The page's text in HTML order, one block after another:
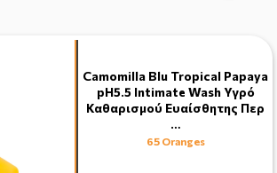
Camomilla Blu Tropical Papaya
pH5.5 Intimate Wash Υγρό
Καθαρισμού Ευαίσθητης Περ
…
65 Oranges